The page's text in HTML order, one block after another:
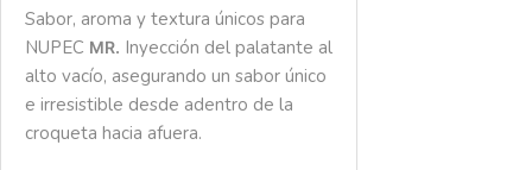
Sabor, aroma y textura únicos para
NUPEC MR. Inyección del palatante al
alto vacío, asegurando un sabor único
e irresistible desde adentro de la
croqueta hacia afuera.